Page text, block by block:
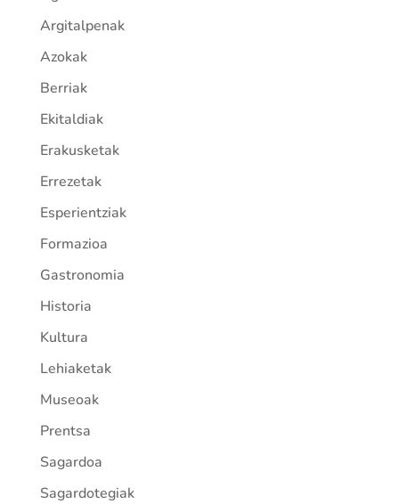
Argitalpenak
Azokak
Berriak
Ekitaldiak
Erakusketak
Errezetak
Esperientziak
Formazioa
Gastronomia
Historia
Kultura
Lehiaketak
Museoak
Prentsa
Sagardoa
Sagardotegiak